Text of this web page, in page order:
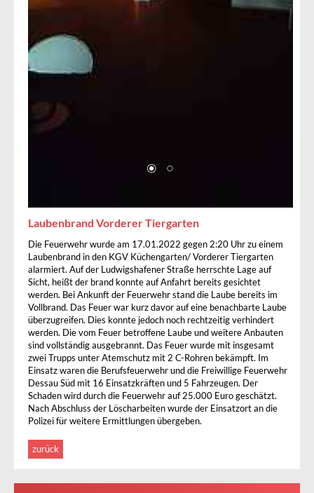
Laubenbrand Vorderer Tiergarten
Die Feuerwehr wurde am 17.01.2022 gegen 2:20 Uhr zu einem
Laubenbrand in den KGV Küchengarten/ Vorderer Tiergarten
alarmiert. Auf der Ludwigshafener Straße herrschte Lage auf
Sicht, heißt der brand konnte auf Anfahrt bereits gesichtet
werden. Bei Ankunft der Feuerwehr stand die Laube bereits im
Vollbrand. Das Feuer war kurz davor auf eine benachbarte Laube
überzugreifen. Dies konnte jedoch noch rechtzeitig verhindert
werden. Die vom Feuer betroffene Laube und weitere Anbauten
sind vollständig ausgebrannt. Das Feuer wurde mit insgesamt
zwei Trupps unter Atemschutz mit 2 C-Rohren bekämpft. Im
Einsatz waren die Berufsfeuerwehr und die Freiwillige Feuerwehr
Dessau Süd mit 16 Einsatzkräften und 5 Fahrzeugen. Der
Schaden wird durch die Feuerwehr auf 25.000 Euro geschätzt.
Nach Abschluss der Löscharbeiten wurde der Einsatzort an die
Polizei für weitere Ermittlungen übergeben.
zurück